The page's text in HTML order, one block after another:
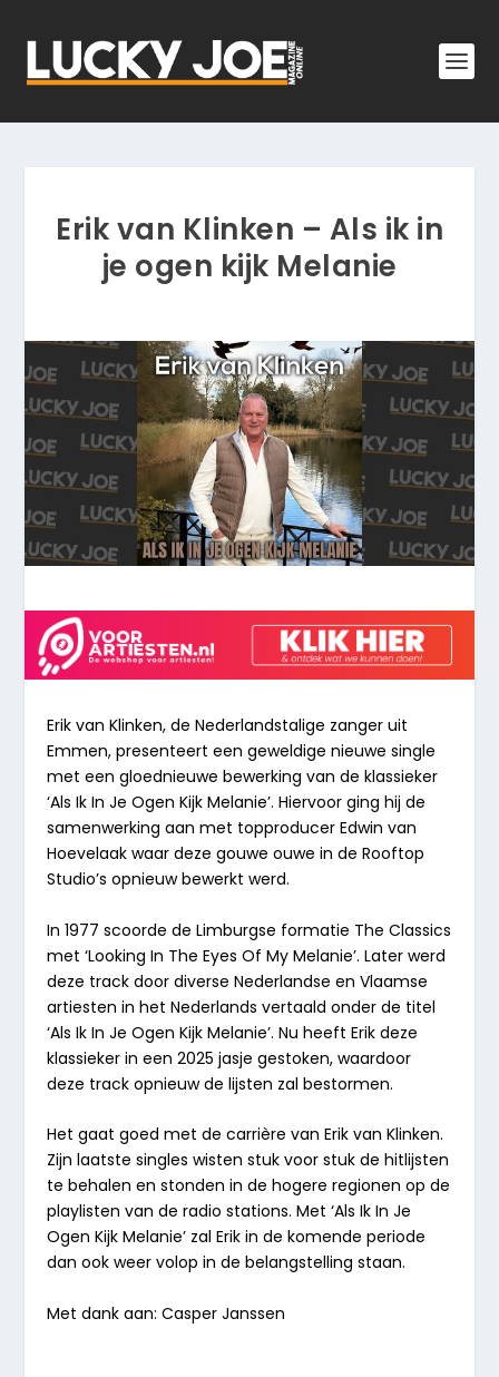
Erik van Klinken – Als ik in
je ogen kijk Melanie
Erik van Klinken, de Nederlandstalige zanger uit
Emmen, presenteert een geweldige nieuwe single
met een gloednieuwe bewerking van de klassieker
‘Als Ik In Je Ogen Kijk Melanie’. Hiervoor ging hij de
samenwerking aan met topproducer Edwin van
Hoevelaak waar deze gouwe ouwe in de Rooftop
Studio’s opnieuw bewerkt werd.
In 1977 scoorde de Limburgse formatie The Classics
met ‘Looking In The Eyes Of My Melanie’. Later werd
deze track door diverse Nederlandse en Vlaamse
artiesten in het Nederlands vertaald onder de titel
‘Als Ik In Je Ogen Kijk Melanie’. Nu heeft Erik deze
klassieker in een 2025 jasje gestoken, waardoor
deze track opnieuw de lijsten zal bestormen.
Het gaat goed met de carrière van Erik van Klinken.
Zijn laatste singles wisten stuk voor stuk de hitlijsten
te behalen en stonden in de hogere regionen op de
playlisten van de radio stations. Met ‘Als Ik In Je
Ogen Kijk Melanie’ zal Erik in de komende periode
dan ook weer volop in de belangstelling staan.
Met dank aan: Casper Janssen